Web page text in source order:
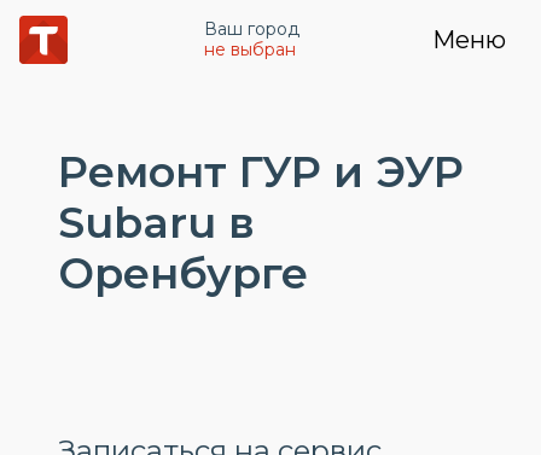
Ваш город
не выбран
Меню
Ремонт ГУР и ЭУР
Subaru в
Оренбурге